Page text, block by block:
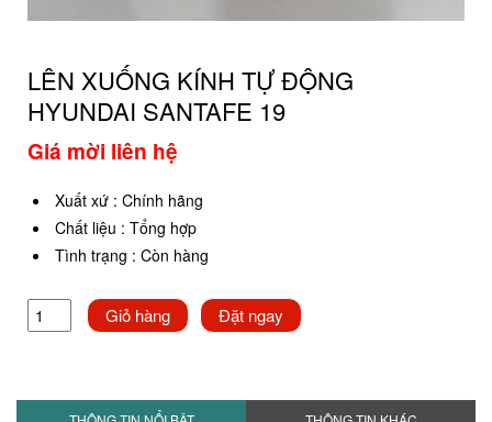
LÊN XUỐNG KÍNH TỰ ĐỘNG
HYUNDAI SANTAFE 19
Giá mời liên hệ
Xuất xứ : Chính hãng
Chất liệu : Tổng hợp
Tình trạng : Còn hàng
Giỏ hàng Đặt ngay